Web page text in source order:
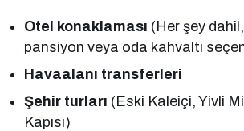
Otel konaklaması (Her şey
pansiyon veya oda kahvaltı
Havaalanı transferleri
Şehir turları (Eski Kaleiçi, Yivli
Kapısı)